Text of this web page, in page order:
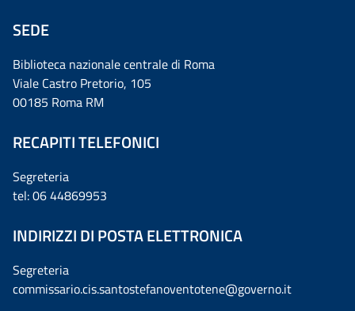
SEDE
Biblioteca nazionale centrale di Roma
Viale Castro Pretorio, 105
00185 Roma RM
RECAPITI TELEFONICI
Segreteria
tel: 06 44869953
INDIRIZZI DI POSTA ELETTRONICA
Segreteria
commissario.cis.santostefanoventotene@governo.it